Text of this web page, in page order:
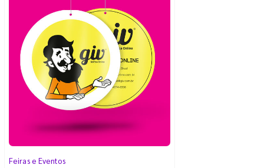
Feiras e Eventos